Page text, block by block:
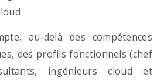
au-delà des compétences
des profils fonctionnels (chef
ingénieurs cloud et